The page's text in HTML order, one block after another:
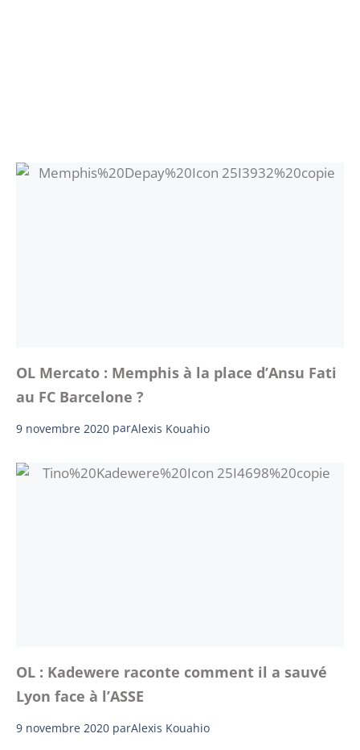
OL Mercato : Memphis à la place d’Ansu Fati
au FC Barcelone ?
9 novembre 2020 parAlexis Kouahio
OL : Kadewere raconte comment il a sauvé
Lyon face à l’ASSE
9 novembre 2020 parAlexis Kouahio